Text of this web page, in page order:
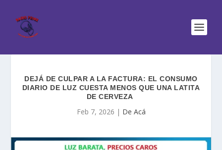
DEJÁ DE CULPAR A LA FACTURA: EL CONSUMO
DIARIO DE LUZ CUESTA MENOS QUE UNA LATITA
DE CERVEZA
Feb 7, 2026 | De Acá